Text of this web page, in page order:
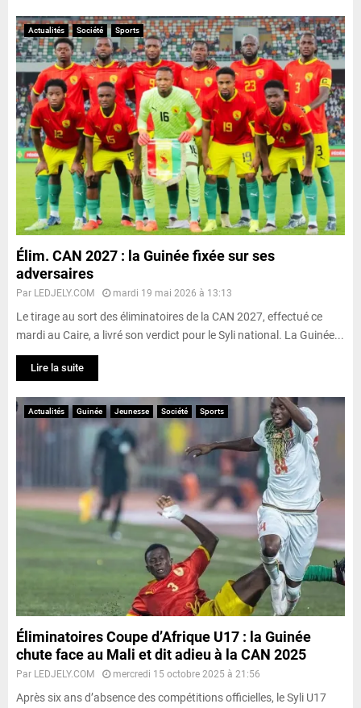
U
Actualités Société Sports
Élim. CAN 2027 : la Guinée fixée sur ses
adversaires
Par LEDJELY.COM mardi 19 mai 2026 à 13:13
Le tirage au sort des éliminatoires de la CAN 2027, effectué ce
mardi au Caire, a livré son verdict pour le Syli national. La Guinée...
Lire la suite
Actualités Guinée Jeunesse Société Sports
Éliminatoires Coupe d’Afrique U17 : la Guinée
chute face au Mali et dit adieu à la CAN 2025
Par LEDJELY.COM mercredi 15 octobre 2025 à 21:56
Après six ans d’absence des compétitions officielles, le Syli U17